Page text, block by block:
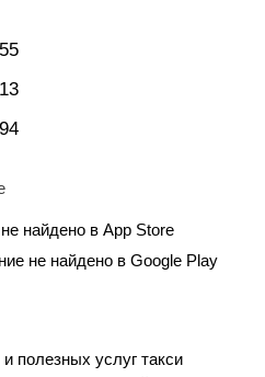
найдено в App Store
не найдено в Google Play
полезных услуг такси